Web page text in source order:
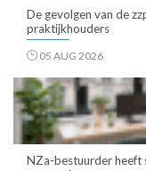
De gevolgen van de
praktijkhouders
05 AUG 2026
NZa-bestuurder heeft